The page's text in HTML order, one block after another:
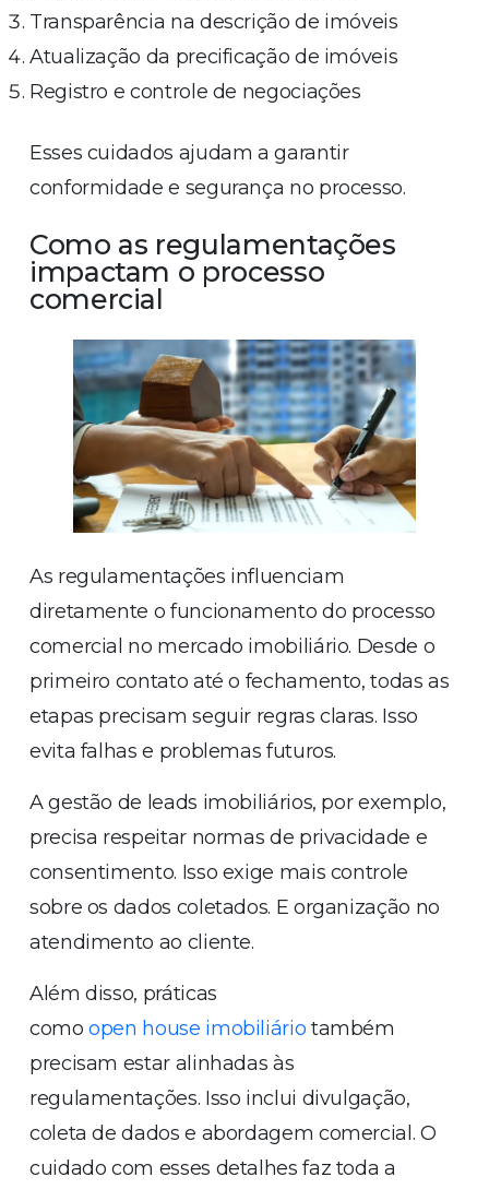
Transparência na descrição de imóveis
Atualização da precificação de imóveis
Registro e controle de negociações
Esses cuidados ajudam a garantir
conformidade e segurança no processo.
Como as regulamentações
impactam o processo
comercial
As regulamentações influenciam
diretamente o funcionamento do processo
comercial no mercado imobiliário. Desde o
primeiro contato até o fechamento, todas as
etapas precisam seguir regras claras. Isso
evita falhas e problemas futuros.
A gestão de leads imobiliários, por exemplo,
precisa respeitar normas de privacidade e
consentimento. Isso exige mais controle
sobre os dados coletados. E organização no
atendimento ao cliente.
Além disso, práticas
comoopen house imobiliário também
precisam estar alinhadas às
regulamentações. Isso inclui divulgação,
coleta de dados e abordagem comercial. O
cuidado com esses detalhes faz toda a